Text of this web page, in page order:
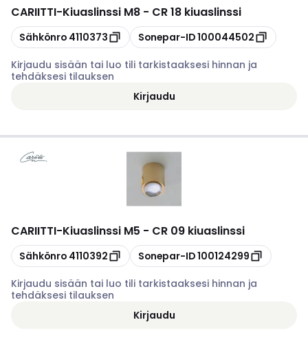
CARIITTI-Kiuaslinssi M8 - CR 18 kiuaslinssi
Kopioi
Sähkönro 4110373 Kopioi
Sonepar-ID100044502
Kirjaudu sisään tai luo tili tarkistaaksesi hinnan ja
tehdäksesi tilauksen
Kirjaudu
CARIITTI-Kiuaslinssi M5 - CR 09 kiuaslinssi
Kopioi
Sähkönro 4110392 Kopioi
Sonepar-ID100124299
Kirjaudu sisään tai luo tili tarkistaaksesi hinnan ja
tehdäksesi tilauksen
Kirjaudu